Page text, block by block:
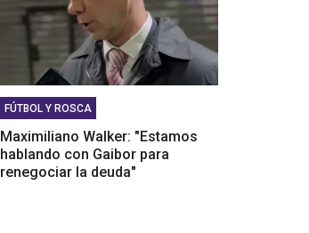
FÚTBOL Y ROSCA
Maximiliano Walker: "Estamos
hablando con Gaibor para
renegociar la deuda"